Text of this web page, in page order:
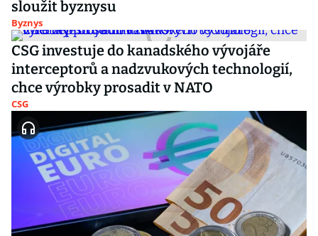
sloužit byznysu
Byznys
CSG investuje do kanadského vývojáře
interceptorů a nadzvukových technologií,
chce výrobky prosadit v NATO
CSG